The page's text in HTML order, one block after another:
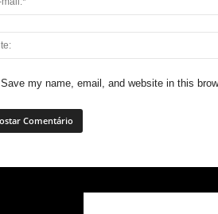
Save my name, email, and website in this